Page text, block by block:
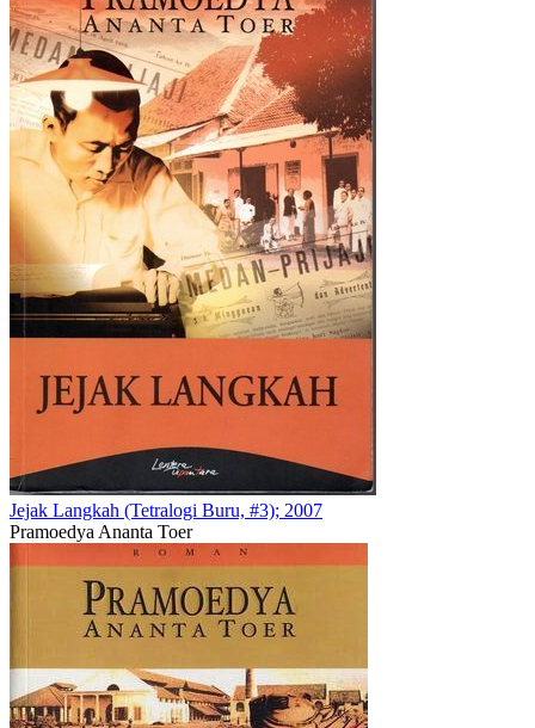
Jejak Langkah (Tetralogi Buru, #3); 2007
Pramoedya Ananta Toer